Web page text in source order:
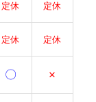
定休 定休
定休 定休
〇 ×